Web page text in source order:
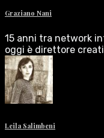
Graziano Nani
15 anni tra network
oggi è direttore
Leila Salimbeni